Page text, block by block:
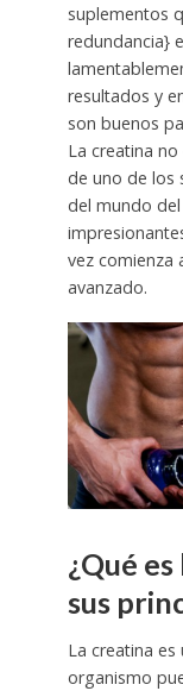
suplementos
redundancia}
resultados y
son buenos
La creatina
de uno de los
del mundo
vez comienza
avanzado.
¿Qué
sus
La creatina
organismo